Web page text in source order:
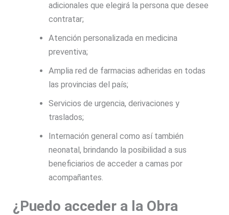
adicionales que elegirá la persona que desee
contratar;
Atención personalizada en medicina
preventiva;
Amplia red de farmacias adheridas en todas
las provincias del país;
Servicios de urgencia, derivaciones y
traslados;
Internación general como así también
neonatal, brindando la posibilidad a sus
beneficiarios de acceder a camas por
acompañantes.
¿Puedo acceder a la Obra